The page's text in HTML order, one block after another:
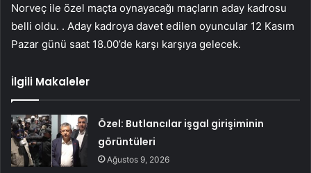
Norveç ile özel maçta oynayacağı maçların aday kadrosu
belli oldu. . Aday kadroya davet edilen oyuncular 12 Kasım
Pazar günü saat 18.00’de karşı karşıya gelecek.
İlgili Makaleler
Özel: Butlancılar işgal girişiminin
görüntüleri
Ağustos 9, 2026